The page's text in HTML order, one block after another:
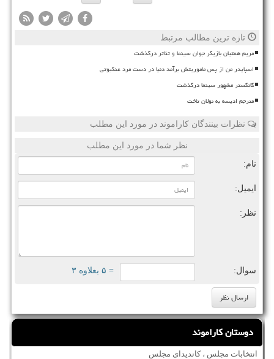
تازه ترین مطالب مرتبط
مریم همتیان بازیگر جوان سینما و تئاتر درگذشت
اسپایدر من از پس ماموریتش برآمد دنیا در دست مرد عنکبوتی
گانگستر مشهور سینما درگذشت
مترجم ادیسه به نولان تاخت
نظرات بینندگان کاراموند در مورد این مطلب
نظر شما در مورد این مطلب
نام:
ایمیل:
نظر:
سوال: = ۵ بعلاوه ۳
دوستان کاراموند
انتخابات مجلس ، کاندیدای مجلس